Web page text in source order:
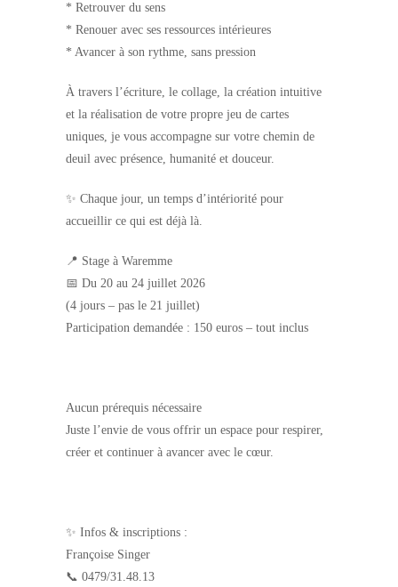
* Retrouver du sens
* Renouer avec ses ressources intérieures
* Avancer à son rythme, sans pression
À travers l’écriture, le collage, la création intuitive
et la réalisation de votre propre jeu de cartes
uniques, je vous accompagne sur votre chemin de
deuil avec présence, humanité et douceur.
✨ Chaque jour, un temps d’intériorité pour
accueillir ce qui est déjà là.
📍 Stage à Waremme
📅 Du 20 au 24 juillet 2026
(4 jours – pas le 21 juillet)
Participation demandée : 150 euros – tout inclus
Aucun prérequis nécessaire
Juste l’envie de vous offrir un espace pour respirer,
créer et continuer à avancer avec le cœur.
✨ Infos & inscriptions :
Françoise Singer
📞 0479/31.48.13